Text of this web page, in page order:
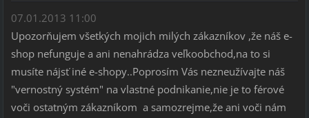
07.01.2013 11:00
Upozorňujem všetkých mojich milých zákazníkov ,že náš e-
shop nefunguje a ani nenahrádza veľkoobchod,na to si
musíte nájsť iné e-shopy..Poprosím Vás nezneužívajte náš
"vernostný systém" na vlastné podnikanie,nie je to férové
voči ostatným zákazníkom a samozrejme,že ani voči nám